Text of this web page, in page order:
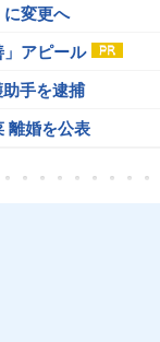
変更へ
アピール
手を逮捕
離婚を公表